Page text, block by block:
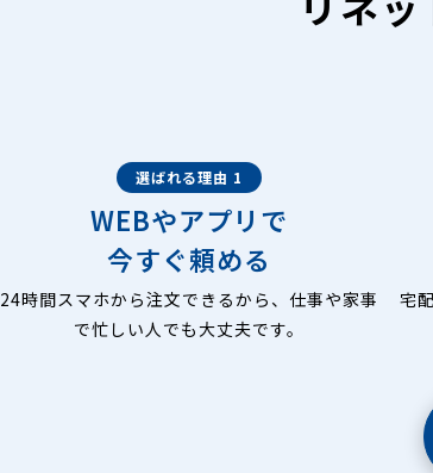
選ばれる理由 1
WEBやアプリで
今すぐ頼める
24時間スマホから注文できるから、仕事や家事
で忙しい人でも大丈夫です。
宅